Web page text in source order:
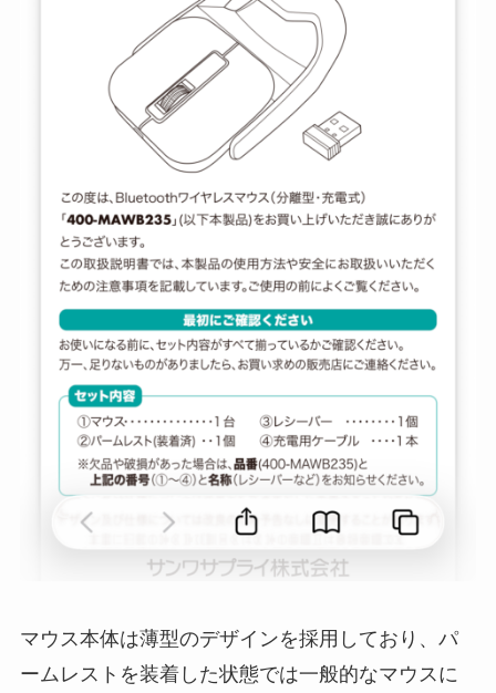
マウス本体は薄型のデザインを採用しており、パ
ームレストを装着した状態では一般的なマウスに